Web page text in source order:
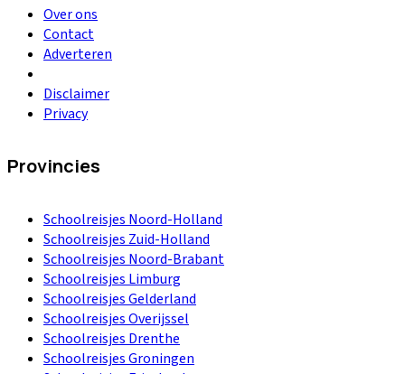
Over ons
Contact
Adverteren
Disclaimer
Privacy
Provincies
Schoolreisjes Noord-Holland
Schoolreisjes Zuid-Holland
Schoolreisjes Noord-Brabant
Schoolreisjes Limburg
Schoolreisjes Gelderland
Schoolreisjes Overijssel
Schoolreisjes Drenthe
Schoolreisjes Groningen